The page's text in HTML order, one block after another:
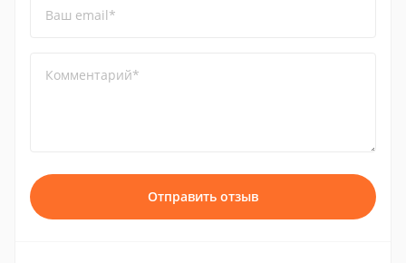
Ваш email*
Комментарий*
Отправить отзыв